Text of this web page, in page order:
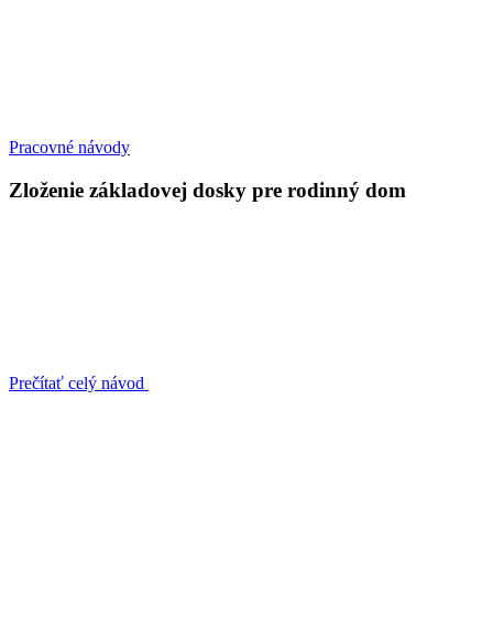
Pracovné návody
Zloženie základovej dosky pre rodinný dom
Prečítať celý návod